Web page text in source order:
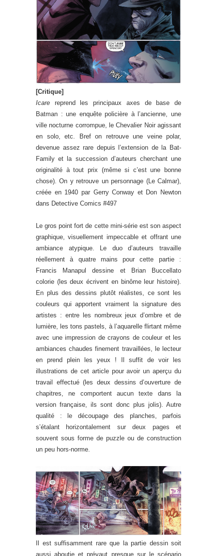
[Critique]
Icare reprend les principaux axes de base de
Batman : une enquête policière à l’ancienne, une
ville nocturne corrompue, le Chevalier Noir agissant
en solo, etc. Bref on retrouve une veine polar,
devenue assez rare depuis l’extension de la Bat-
Family et la succession d’auteurs cherchant une
originalité à tout prix (même si c’est une bonne
chose). On y retrouve un personnage (Le Calmar),
créée en 1940 par Gerry Conway et Don Newton
dans Detective Comics #497
Le gros point fort de cette mini-série est son aspect
graphique, visuellement impeccable et offrant une
ambiance atypique. Le duo d’auteurs travaille
réellement à quatre mains pour cette partie :
Francis Manapul dessine et Brian Buccellato
colorie (les deux écrivent en binôme leur histoire).
En plus des dessins plutôt réalistes, ce sont les
couleurs qui apportent vraiment la signature des
artistes : entre les nombreux jeux d’ombre et de
lumière, les tons pastels, à l’aquarelle flirtant même
avec une impression de crayons de couleur et les
ambiances chaudes finement travaillées, le lecteur
en prend plein les yeux ! Il suffit de voir les
illustrations de cet article pour avoir un aperçu du
travail effectué (les deux dessins d’ouverture de
chapitres, ne comportent aucun texte dans la
version française, ils sont donc plus jolis). Autre
qualité : le découpage des planches, parfois
s’étalant horizontalement sur deux pages et
souvent sous forme de puzzle ou de construction
un peu hors-norme.
Il est suffisamment rare que la partie dessin soit
aussi aboutie et prévaut presque sur le scénario